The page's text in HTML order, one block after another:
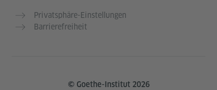
Privatsphäre-Einstellungen
Barrierefreiheit
© Goethe-Institut 2026